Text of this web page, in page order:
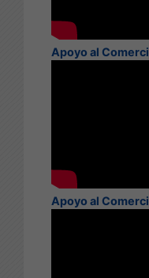
Apoyo al
Apoyo al